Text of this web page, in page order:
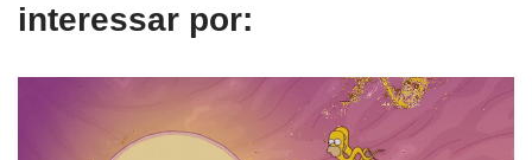
interessar por: